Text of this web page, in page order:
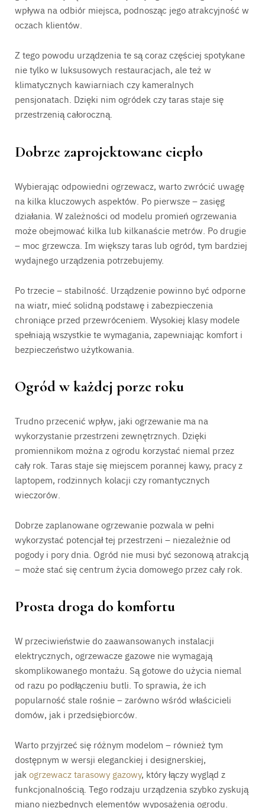
wpływa na odbiór miejsca, podnosząc jego atrakcyjność w
oczach klientów.
Z tego powodu urządzenia te są coraz częściej spotykane
nie tylko w luksusowych restauracjach, ale też w
klimatycznych kawiarniach czy kameralnych
pensjonatach. Dzięki nim ogródek czy taras staje się
przestrzenią całoroczną.
Dobrze zaprojektowane ciepło
Wybierając odpowiedni ogrzewacz, warto zwrócić uwagę
na kilka kluczowych aspektów. Po pierwsze – zasięg
działania. W zależności od modelu promień ogrzewania
może obejmować kilka lub kilkanaście metrów. Po drugie
– moc grzewcza. Im większy taras lub ogród, tym bardziej
wydajnego urządzenia potrzebujemy.
Po trzecie – stabilność. Urządzenie powinno być odporne
na wiatr, mieć solidną podstawę i zabezpieczenia
chroniące przed przewróceniem. Wysokiej klasy modele
spełniają wszystkie te wymagania, zapewniając komfort i
bezpieczeństwo użytkowania.
Ogród w każdej porze roku
Trudno przecenić wpływ, jaki ogrzewanie ma na
wykorzystanie przestrzeni zewnętrznych. Dzięki
promiennikom można z ogrodu korzystać niemal przez
cały rok. Taras staje się miejscem porannej kawy, pracy z
laptopem, rodzinnych kolacji czy romantycznych
wieczorów.
Dobrze zaplanowane ogrzewanie pozwala w pełni
wykorzystać potencjał tej przestrzeni – niezależnie od
pogody i pory dnia. Ogród nie musi być sezonową atrakcją
– może stać się centrum życia domowego przez cały rok.
Prosta droga do komfortu
W przeciwieństwie do zaawansowanych instalacji
elektrycznych, ogrzewacze gazowe nie wymagają
skomplikowanego montażu. Są gotowe do użycia niemal
od razu po podłączeniu butli. To sprawia, że ich
popularność stale rośnie – zarówno wśród właścicieli
domów, jak i przedsiębiorców.
Warto przyjrzeć się różnym modelom – również tym
dostępnym w wersji eleganckiej i designerskiej,
jak ogrzewacz tarasowy gazowy, który łączy wygląd z
funkcjonalnością. Tego rodzaju urządzenia szybko zyskują
miano niezbędnych elementów wyposażenia ogrodu.